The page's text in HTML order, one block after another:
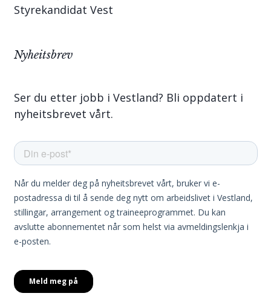
Styrekandidat Vest
Nyheitsbrev
Ser du etter jobb i Vestland? Bli oppdatert i
nyheitsbrevet vårt.